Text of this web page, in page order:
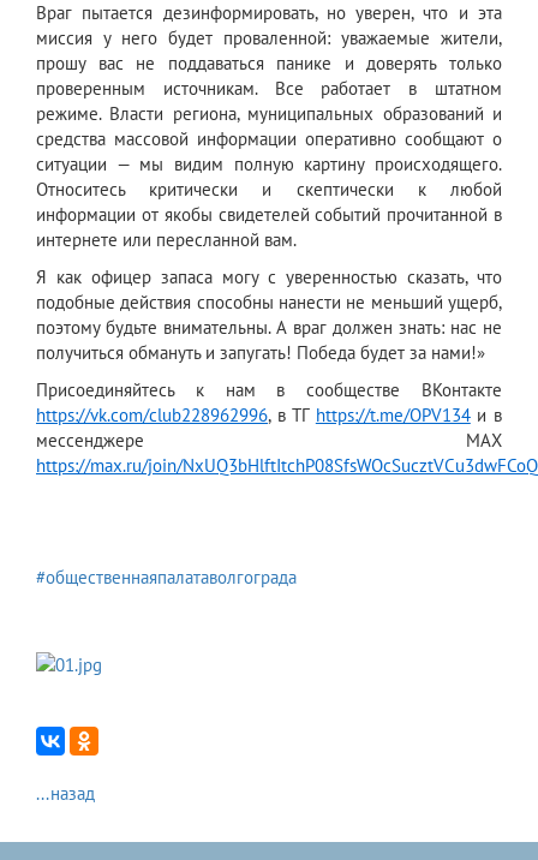
Враг пытается дезинформировать, но уверен, что и эта
миссия у него будет проваленной: уважаемые жители,
прошу вас не поддаваться панике и доверять только
проверенным источникам. Все работает в штатном
режиме. Власти региона, муниципальных образований и
средства массовой информации оперативно сообщают о
ситуации — мы видим полную картину происходящего.
Относитесь критически и скептически к любой
информации от якобы свидетелей событий прочитанной в
интернете или пересланной вам.
Я как офицер запаса могу с уверенностью сказать, что
подобные действия способны нанести не меньший ущерб,
поэтому будьте внимательны. А враг должен знать: нас не
получиться обмануть и запугать! Победа будет за нами!»
Присоединяйтесь к нам в сообществе ВКонтакте
https://vk.com/club228962996, в ТГ https://t.me/OPV134и в
мессенджере МАХ
https://max.ru/join/
#общественнаяпалатаволгограда
...назад